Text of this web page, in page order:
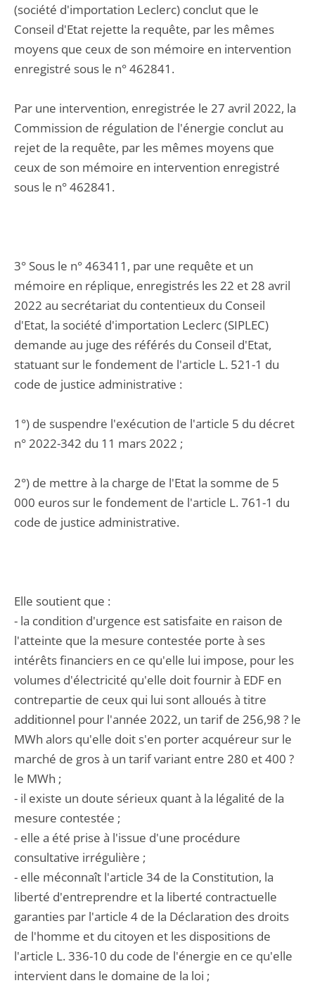
(société d'importation Leclerc) conclut que le
Conseil d'Etat rejette la requête, par les mêmes
moyens que ceux de son mémoire en intervention
enregistré sous le n° 462841.
Par une intervention, enregistrée le 27 avril 2022, la
Commission de régulation de l'énergie conclut au
rejet de la requête, par les mêmes moyens que
ceux de son mémoire en intervention enregistré
sous le n° 462841.
3° Sous le n° 463411, par une requête et un
mémoire en réplique, enregistrés les 22 et 28 avril
2022 au secrétariat du contentieux du Conseil
d'Etat, la société d'importation Leclerc (SIPLEC)
demande au juge des référés du Conseil d'Etat,
statuant sur le fondement de l'article L. 521-1 du
code de justice administrative :
1°) de suspendre l'exécution de l'article 5 du décret
n° 2022-342 du 11 mars 2022 ;
2°) de mettre à la charge de l'Etat la somme de 5
000 euros sur le fondement de l'article L. 761-1 du
code de justice administrative.
Elle soutient que :
- la condition d'urgence est satisfaite en raison de
l'atteinte que la mesure contestée porte à ses
intérêts financiers en ce qu'elle lui impose, pour les
volumes d'électricité qu'elle doit fournir à EDF en
contrepartie de ceux qui lui sont alloués à titre
additionnel pour l'année 2022, un tarif de 256,98 ? le
MWh alors qu'elle doit s'en porter acquéreur sur le
marché de gros à un tarif variant entre 280 et 400 ?
le MWh ;
- il existe un doute sérieux quant à la légalité de la
mesure contestée ;
- elle a été prise à l'issue d'une procédure
consultative irrégulière ;
- elle méconnaît l'article 34 de la Constitution, la
liberté d'entreprendre et la liberté contractuelle
garanties par l'article 4 de la Déclaration des droits
de l'homme et du citoyen et les dispositions de
l'article L. 336-10 du code de l'énergie en ce qu'elle
intervient dans le domaine de la loi ;